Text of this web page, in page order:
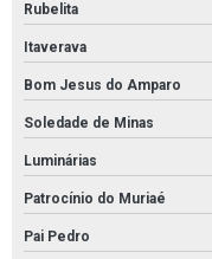
Rubelita
Itaverava
Bom Jesus do Amparo
Soledade de Minas
Luminárias
Patrocínio do Muriaé
Pai Pedro